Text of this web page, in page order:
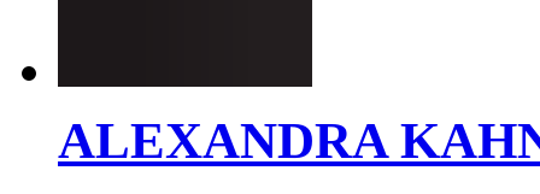
ALEXANDRA